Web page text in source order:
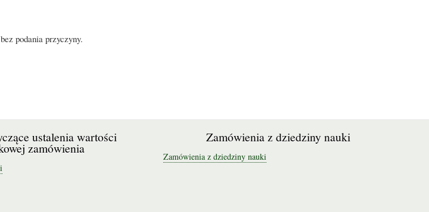
podania przyczyny.
ustalenia wartości
zamówienia
Zamówienia z dziedziny nauki
Zamówienia z dziedziny nauki